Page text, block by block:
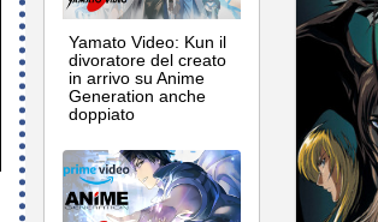
Yamato Video: Kun il
divoratore del creato
in arrivo su Anime
Generation anche
doppiato